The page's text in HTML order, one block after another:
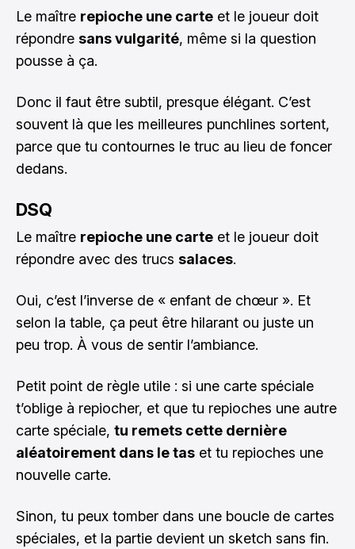
Le maître repioche une carte et le joueur doit
répondre sans vulgarité, même si la question
pousse à ça.
Donc il faut être subtil, presque élégant. C’est
souvent là que les meilleures punchlines sortent,
parce que tu contournes le truc au lieu de foncer
dedans.
DSQ
Le maître repioche une carte et le joueur doit
répondre avec des trucs salaces.
Oui, c’est l’inverse de « enfant de chœur ». Et
selon la table, ça peut être hilarant ou juste un
peu trop. À vous de sentir l’ambiance.
Petit point de règle utile : si une carte spéciale
t’oblige à repiocher, et que tu repioches une autre
carte spéciale, tu remets cette dernière
aléatoirement dans le tas et tu repioches une
nouvelle carte.
Sinon, tu peux tomber dans une boucle de cartes
spéciales, et la partie devient un sketch sans fin.